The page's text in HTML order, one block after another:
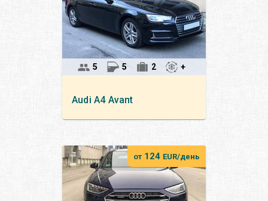
Audi A4 Avant
5 5 2 +
от 124 EUR/день